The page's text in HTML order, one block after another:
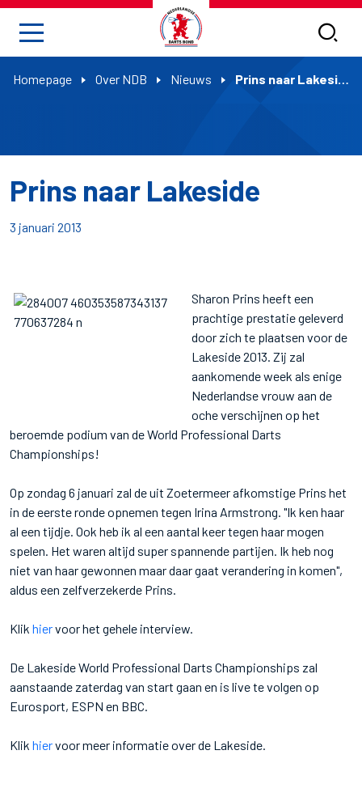
Homepage Over NDB Nieuws Prins naar Lakeside
Prins naar Lakeside
3 januari 2013
Sharon Prins heeft een
prachtige prestatie geleverd
door zich te plaatsen voor de
Lakeside 2013. Zij zal
aankomende week als enige
Nederlandse vrouw aan de
oche verschijnen op het
beroemde podium van de World Professional Darts
Championships!
Op zondag 6 januari zal de uit Zoetermeer afkomstige Prins het
in de eerste ronde opnemen tegen Irina Armstrong. "Ik ken haar
al een tijdje. Ook heb ik al een aantal keer tegen haar mogen
spelen. Het waren altijd super spannende partijen. Ik heb nog
niet van haar gewonnen maar daar gaat verandering in komen",
aldus een zelfverzekerde Prins.
Klik hiervoor het gehele interview.
De Lakeside World Professional Darts Championships zal
aanstaande zaterdag van start gaan en is live te volgen op
Eurosport, ESPN en BBC.
Klik hiervoor meer informatie over de Lakeside.